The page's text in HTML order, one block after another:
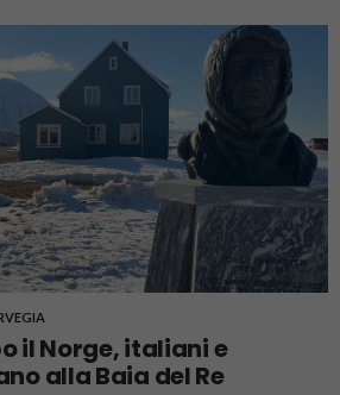
il Norge, italiani e
alla Baia del Re